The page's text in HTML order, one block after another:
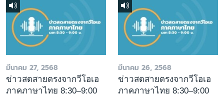
มีนาคม 27, 2568
ข่าวสดสายตรงจากวีโอเอ
ภาคภาษาไทย 8:30–9:00
มีนาคม 26, 2568
ข่าวสดสายตรงจากวีโอเอ
ภาคภาษาไทย 8:30–9:00